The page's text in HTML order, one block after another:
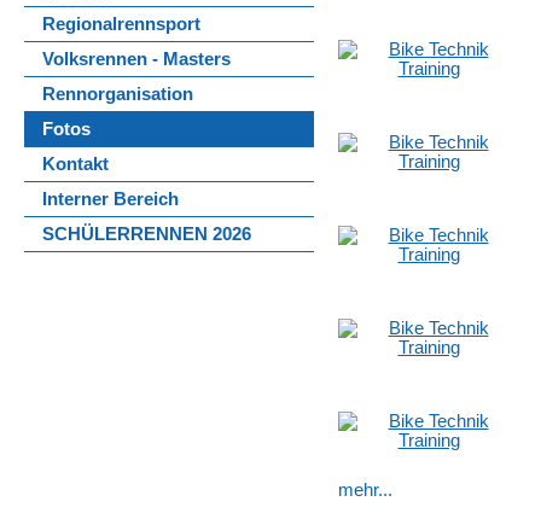
Regionalrennsport
Volksrennen - Masters
Rennorganisation
Fotos
Kontakt
Interner Bereich
SCHÜLERRENNEN 2026
mehr...